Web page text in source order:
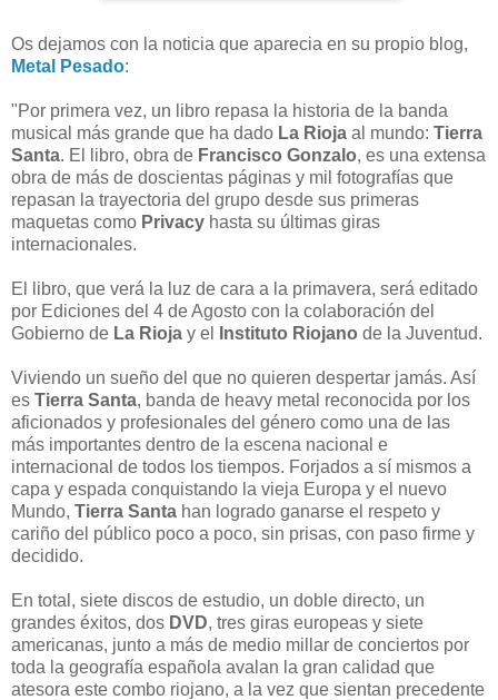
Os dejamos con la noticia que aparecia en su propio blog,
Metal Pesado:
"Por primera vez, un libro repasa la historia de la banda
musical más grande que ha dado La Rioja al mundo: Tierra
Santa. El libro, obra de Francisco Gonzalo, es una extensa
obra de más de doscientas páginas y mil fotografías que
repasan la trayectoria del grupo desde sus primeras
maquetas como Privacy hasta su últimas giras
internacionales.
El libro, que verá la luz de cara a la primavera, será editado
por Ediciones del 4 de Agosto con la colaboración del
Gobierno de La Rioja y el Instituto Riojano de la Juventud.
Viviendo un sueño del que no quieren despertar jamás. Así
es Tierra Santa, banda de heavy metal reconocida por los
aficionados y profesionales del género como una de las
más importantes dentro de la escena nacional e
internacional de todos los tiempos. Forjados a sí mismos a
capa y espada conquistando la vieja Europa y el nuevo
Mundo, Tierra Santa han logrado ganarse el respeto y
cariño del público poco a poco, sin prisas, con paso firme y
decidido.
En total, siete discos de estudio, un doble directo, un
grandes éxitos, dos DVD, tres giras europeas y siete
americanas, junto a más de medio millar de conciertos por
toda la geografía española avalan la gran calidad que
atesora este combo riojano, a la vez que sientan precedente